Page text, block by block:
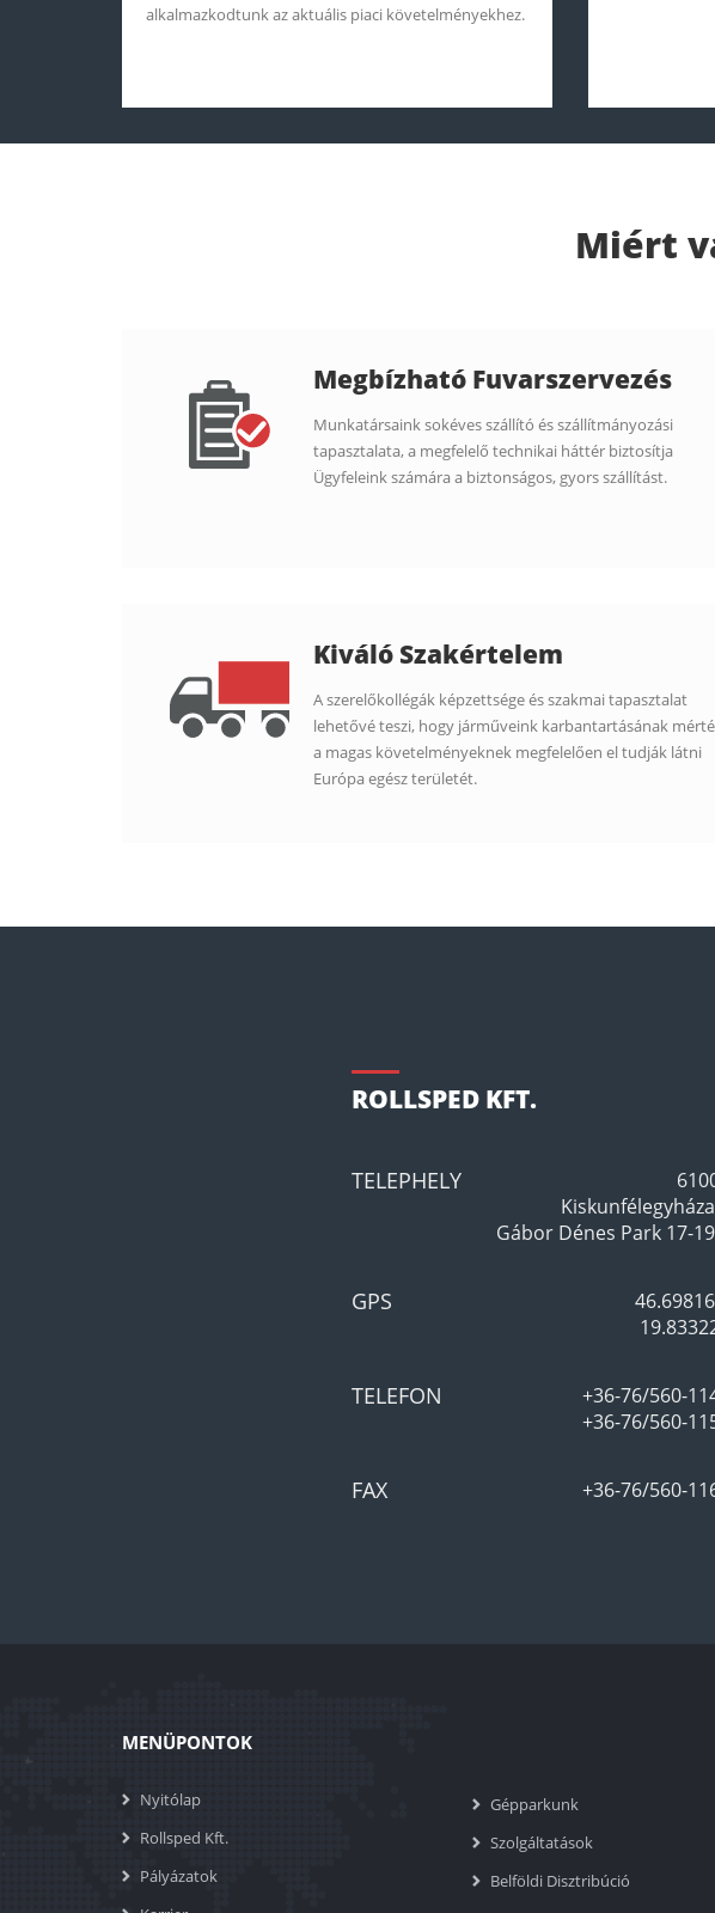
alkalmazkodtunk az aktuális piaci követelményekhez.
Miért
Megbízható Fuvarszervezés
Munkatársaink sokéves szállító és szállítmányozási
tapasztalata, a megfelelő technikai háttér biztosítja
Ügyfeleink számára a biztonságos, gyors szállítást.
Kiváló Szakértelem
A szerelőkollégák képzettsége és szakmai tapasztalat
lehetővé teszi, hogy járműveink karbantartásának
a magas követelményeknek megfelelően el tudják látni
Európa egész területét.
ROLLSPED KFT.
TELEPHELY
Gábor Dénes Park 17-
GPS
TELEFON
+36-76/560-
+36-76/560-
FAX +36-76/560-
MENÜPONTOK
Nyitólap
Rollsped Kft.
Pályázatok
Gépparkunk
Szolgáltatások
Belföldi Disztribúció